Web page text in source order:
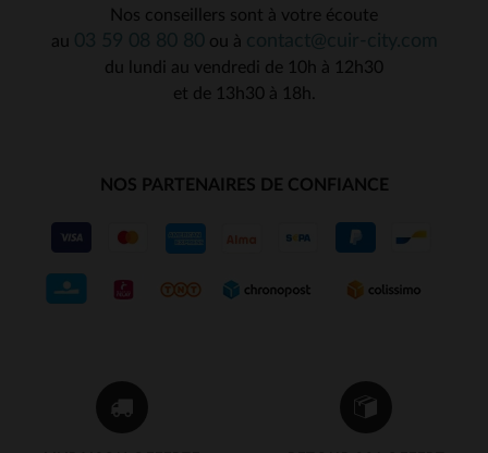
Nos conseillers sont à votre écoute
au
ou à
du lundi au vendredi de 10h à 12h30
et de 13h30 à 18h.
NOS PARTENAIRES DE CONFIANCE